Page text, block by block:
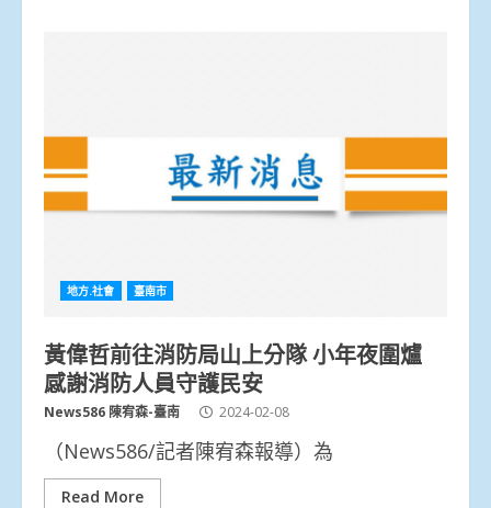
地方.社會 臺南市
黃偉哲前往消防局山上分隊 小年夜圍爐
感謝消防人員守護民安
News586 陳宥森-臺南 2024-02-08
（News586/記者陳宥森報導）為
Read More